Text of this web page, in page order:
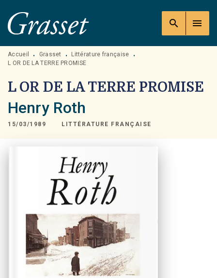
MENU RECHERCHE
PIED DE PAGE
search menu
Accueil • Grasset • Littérature française
•
L OR DE LA TERRE PROMISE
L OR DE LA TERRE PROMISE
Henry Roth
15/03/1989 LITTÉRATURE FRANÇAISE